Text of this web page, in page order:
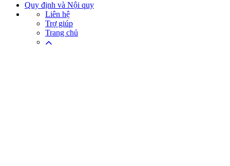
Quy định và Nội quy
Liên hệ
Trợ giúp
Trang chủ